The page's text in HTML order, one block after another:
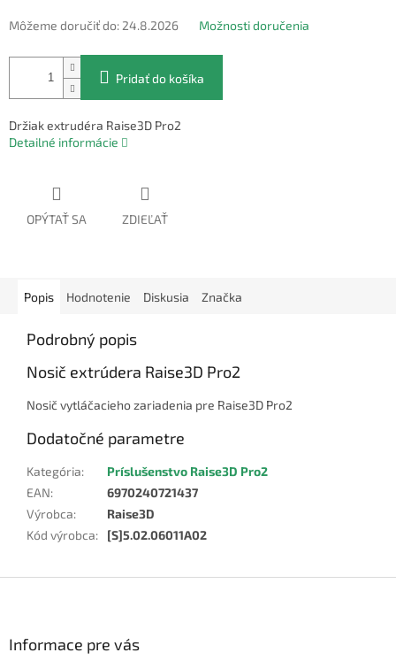
Môžeme doručiť do:24.8.2026 Možnosti doručenia
Pridať do košíka
Držiak extrudéra Raise3D Pro2
Detailné informácie
OPÝTAŤ SA ZDIEĽAŤ
Popis Hodnotenie Diskusia Značka
Podrobný popis
Nosič extrúdera Raise3D Pro2
Nosič vytláčacieho zariadenia pre Raise3D Pro2
Dodatočné parametre
Kategória:
Príslušenstvo Raise3D Pro2
EAN:
6970240721437
Výrobca:
Raise3D
Kód výrobca: [S]5.02.06011A02
Informace pre vás